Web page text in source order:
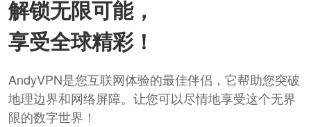
解锁无限可能，
享受全球精彩！
AndyVPN是您互联网体验的最佳伴侣，它帮助您突破
地理边界和网络屏障。让您可以尽情地享受这个无界
限的数字世界！